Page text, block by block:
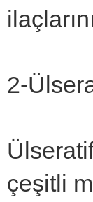
2-
çeşitli